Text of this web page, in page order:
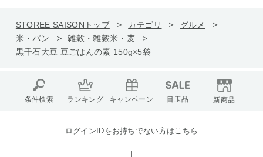
STOREE SAISONトップ カテゴリ
グルメ
米・パン
雑穀・雑穀米・麦
黒千石大豆 豆ごはんの素 150g×5袋
条件検索 ランキング キャンペーン 目玉品 新商品
ログインIDをお持ちでない方はこちら